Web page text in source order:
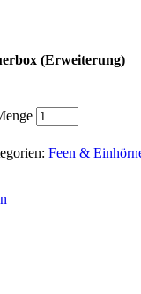
(Erweiterung)
Feen &